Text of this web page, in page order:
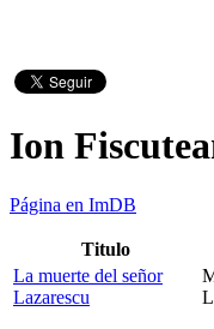
Ion
Página en ImDB
Titulo
La muerte del señor
Lazarescu